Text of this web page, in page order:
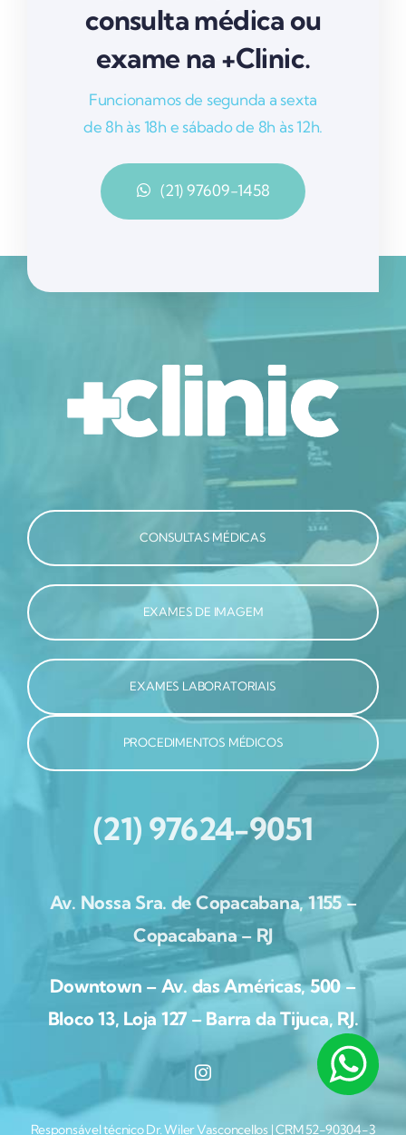
consulta médica ou
exame na +Clinic.
Funcionamos de segunda a sexta
de 8h às 18h e sábado de 8h às 12h.
(21) 97609-1458
CONSULTAS MÉDICAS
EXAMES DE IMAGEM
EXAMES LABORATORIAIS
PROCEDIMENTOS MÉDICOS
(21) 97624-9051
Av. Nossa Sra. de Copacabana, 1155 –
Copacabana – RJ
Downtown – Av. das Américas, 500 –
Bloco 13, Loja 127 – Barra da Tijuca, RJ.
Responsável técnico Dr. Wiler Vasconcellos | CRM 52-90304-3